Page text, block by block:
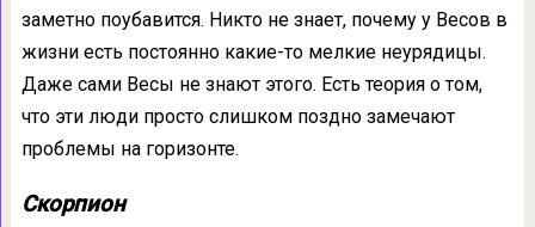
заметно поубавится. Никто не знает, почему у Весов в
жизни есть постоянно какие-то мелкие неурядицы.
Даже сами Весы не знают этого. Есть теория о том,
что эти люди просто слишком поздно замечают
проблемы на горизонте.
Скорпион